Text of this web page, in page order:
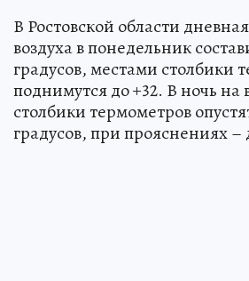
В Ростовской области
воздуха в понедельник
градусов, местами столбики
поднимутся до +32. В ночь на
столбики термометров
градусов, при прояснениях –